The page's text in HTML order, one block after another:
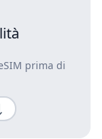
prima di